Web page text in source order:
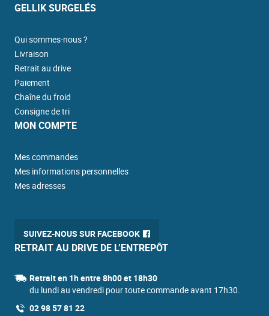
GELLIK SURGELÉS
Qui sommes-nous ?
Livraison
Retrait au drive
Paiement
Chaîne du froid
Consigne de tri
MON COMPTE
Mes commandes
Mes informations personnelles
Mes adresses
SUIVEZ-NOUS SUR FACEBOOK
RETRAIT AU DRIVE DE L’ENTREPÔT
Retrait en 1h entre 8h00 et 18h30
du lundi au vendredi pour toute commande avant 17h30.
02 98 57 81 22